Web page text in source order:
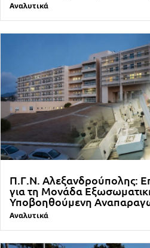
Αναλυτικά
Π.Γ.Ν. Αλεξανδρούπολης:
για τη Μονάδα
Υποβοηθούμενη
Αναλυτικά